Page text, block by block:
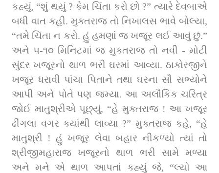
કહ્યું, “શું થયું ? કેમ ચિંતા કરો છો ?” ત્યારે દેવબાએ
બધી વાત કહી. મુક્તરાજ તો નિખાલસ ભાવે બોલ્યા,
“તમે ચિંતા ન કરો. હું હમણાં જ ખજૂર લઈ આવું છું.”
અને ૫-૧૦ મિનિટમાં જ મુક્તરાજ તો નવી - મોટી
સુંદર ખજૂરનો થાળ ભરી ઘરમાં આવ્યા. ઠાકોરજીને
ખજૂર ધરાવી પાંચા પિતાને તથા ઘરના સૌ સભ્યોને
આપી અને પોતે પણ જમ્યા. આ અલૌકિક ચરિત્ર
જોઈ માતુશ્રીએ પૂછ્યું, “હે મુક્તરાજ ! આ ખજૂર
ઢીંગલા વગર ક્યાંથી લાવ્યા ?” મુક્તરાજ કહે, “હે
માતુશ્રી ! હું ખજૂર લેવા બહાર નીકળ્યો ત્યાં તો
શ્રીજીમહારાજ ખજૂરનો થાળ ભરી સામે મળ્યા
અને મને એ થાળ આપતાં કહ્યું જે, “લ્યો આ